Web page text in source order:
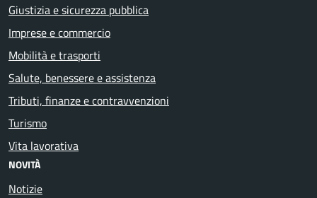
Giustizia e sicurezza pubblica
Imprese e commercio
Mobilità e trasporti
Salute, benessere e assistenza
Tributi, finanze e contravvenzioni
Turismo
Vita lavorativa
NOVITÀ
Notizie